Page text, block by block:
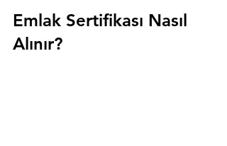
Emlak Sertifikası Nasıl
Alınır?